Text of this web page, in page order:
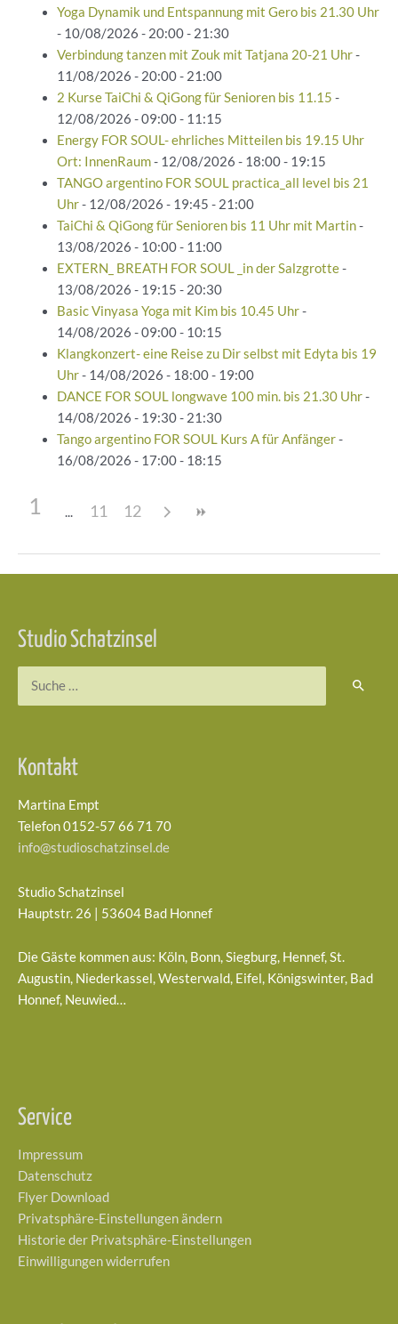
Yoga Dynamik und Entspannung mit Gero bis 21.30 Uhr
- 10/08/2026 - 20:00 - 21:30
Verbindung tanzen mit Zouk mit Tatjana 20-21 Uhr-
11/08/2026 - 20:00 - 21:00
2 Kurse TaiChi & QiGong für Senioren bis 11.15 -
12/08/2026 - 09:00 - 11:15
Energy FOR SOUL- ehrliches Mitteilen bis 19.15 Uhr
Ort: InnenRaum- 12/08/2026 - 18:00 - 19:15
TANGO argentino FOR SOUL practica_all level bis 21
Uhr- 12/08/2026 - 19:45 - 21:00
TaiChi & QiGong für Senioren bis 11 Uhr mit Martin-
13/08/2026 - 10:00 - 11:00
EXTERN_ BREATH FOR SOUL _in der Salzgrotte-
13/08/2026 - 19:15 - 20:30
Basic Vinyasa Yoga mit Kim bis 10.45 Uhr-
14/08/2026 - 09:00 - 10:15
Klangkonzert- eine Reise zu Dir selbst mit Edyta bis 19
Uhr- 14/08/2026 - 18:00 - 19:00
DANCE FOR SOUL longwave 100 min. bis 21.30 Uhr-
14/08/2026 - 19:30 - 21:30
Tango argentino FOR SOUL Kurs A für Anfänger-
16/08/2026 - 17:00 - 18:15
1 11 12
Studio Schatzinsel
Kontakt
Martina Empt
Telefon 0152-57 66 71 70
info@studioschatzinsel.de
Studio Schatzinsel
Hauptstr. 26 | 53604 Bad Honnef
Die Gäste kommen aus: Köln, Bonn, Siegburg, Hennef, St.
Augustin, Niederkassel, Westerwald, Eifel, Königswinter, Bad
Honnef, Neuwied…
Service
Impressum
Datenschutz
Flyer Download
Privatsphäre-Einstellungen ändern
Historie der Privatsphäre-Einstellungen
Einwilligungen widerrufen